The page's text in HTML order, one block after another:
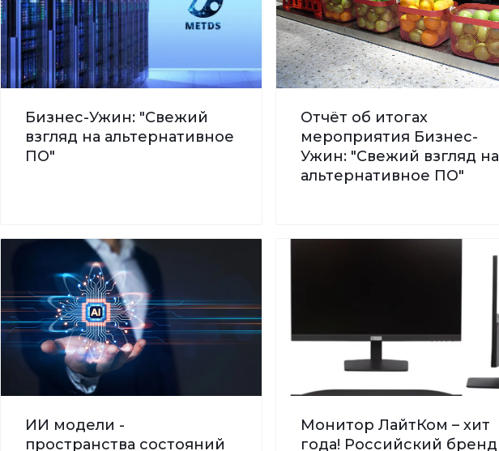
Бизнес-Ужин: "Свежий
взгляд на альтернативное
ПО"
Отчёт об итогах
мероприятия Бизнес-
Ужин: "Свежий взгляд на
альтернативное ПО"
ИИ модели -
пространства состояний
Монитор ЛайтКом – хит
года! Российский бренд